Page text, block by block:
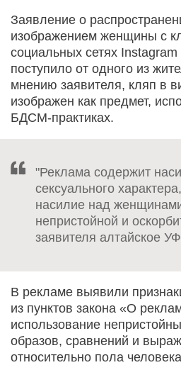
Заявление о
изображением женщины с
социальных сетях Instagram
поступило от одного из
мнению заявителя, кляп в
изображен как предмет,
БДСМ-практиках.
"Реклама содержит
сексуального
насилие над
непристойной и
заявителя алтайское
В рекламе выявили
из пунктов закона «О
использование
образов, сравнений и
относительно пола